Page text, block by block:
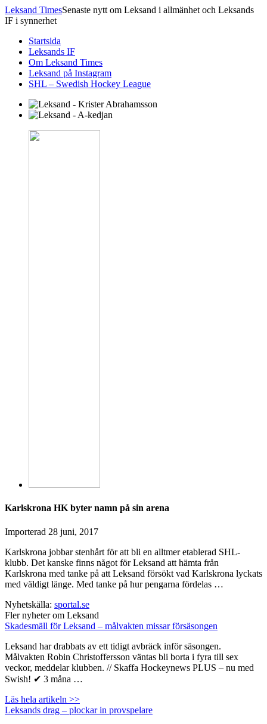
Leksand TimesSenaste nytt om Leksand i allmänhet och Leksands
IF i synnerhet
Startsida
Leksands IF
Om Leksand Times
Leksand på Instagram
SHL – Swedish Hockey League
Karlskrona HK byter namn på sin arena
Importerad 28 juni, 2017
Karlskrona jobbar stenhårt för att bli en alltmer etablerad SHL-
klubb. Det kanske finns något för Leksand att hämta från
Karlskrona med tanke på att Leksand försökt vad Karlskrona lyckats
med väldigt länge. Med tanke på hur pengarna fördelas …
Nyhetskälla: sportal.se
Fler nyheter om Leksand
Skadesmäll för Leksand – målvakten missar försäsongen
Leksand har drabbats av ett tidigt avbräck inför säsongen.
Målvakten Robin Christoffersson väntas bli borta i fyra till sex
veckor, meddelar klubben. // Skaffa Hockeynews PLUS – nu med
Swish! ✔ 3 måna …
Läs hela artikeln >>
Leksands drag – plockar in provspelare